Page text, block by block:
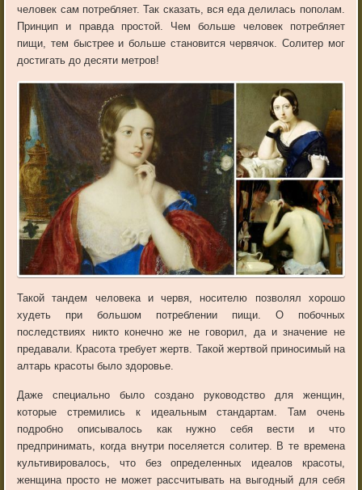
человек сам потребляет. Так сказать, вся еда делилась пополам.
Принцип и правда простой. Чем больше человек потребляет
пищи, тем быстрее и больше становится червячок. Солитер мог
достигать до десяти метров!
Такой тандем человека и червя, носителю позволял хорошо
худеть при большом потреблении пищи. О побочных
последствиях никто конечно же не говорил, да и значение не
предавали. Красота требует жертв. Такой жертвой приносимый на
алтарь красоты было здоровье.
Даже специально было создано руководство для женщин,
которые стремились к идеальным стандартам. Там очень
подробно описывалось как нужно себя вести и что
предпринимать, когда внутри поселяется солитер. В те времена
культивировалось, что без определенных идеалов красоты,
женщина просто не может рассчитывать на выгодный для себя